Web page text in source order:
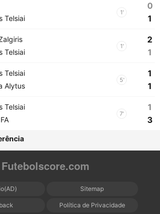
Telsiai
1'
0
1
Telsiai
1'
2
1
Telsiai
Alytus
5'
1
1
Telsiai
7'
1
3
Futebolscore.com
Sitemap
Política de Privacidade